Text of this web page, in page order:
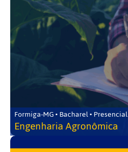
Formiga-MG • Bacharel • Presencial
Engenharia Agronômica